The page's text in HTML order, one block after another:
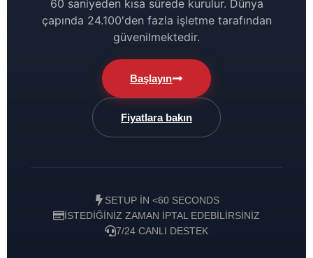
60 saniyeden kısa sürede kurulur. Dünya
çapında 24.100'den fazla işletme tarafından
güvenilmektedir.
Başlayın
Fiyatlara bakın
SETUP IN <60 SECONDS
İSTEDIĞINIZ ZAMAN IPTAL EDEBILIRSINIZ
7/24 CANLI DESTEK